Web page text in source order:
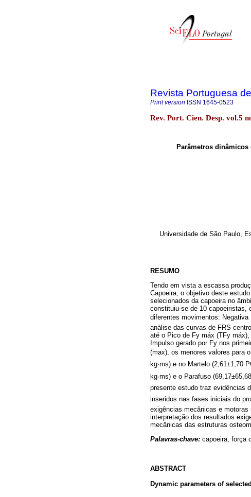
Revista Portuguesa
Print version ISSN 1645-0523
Rev. Port. Cien. Desp. vol.5
Parâmetros
Universidade de São Paulo,
RESUMO
Tendo em vista a escassa
Capoeira, o objetivo deste
selecionados da capoeira no
constituiu-se de 10 capoeiristas,
diferentes movimentos: Negativa
análise das curvas de FRS
até o Pico de Fy máx (TFy
Impulso gerado por Fy nos
(max), os menores valores para o
kg·ms) e no Martelo (2,61±1,70
kg·ms) e o Parafuso
presente estudo traz evidências
inseridos nas fases iniciais do
exigências mecânicas e motoras
interpretação dos resultados
mecânicas das estruturas
Palavras-chave: capoeira, força
ABSTRACT
Dynamic parameters of selected